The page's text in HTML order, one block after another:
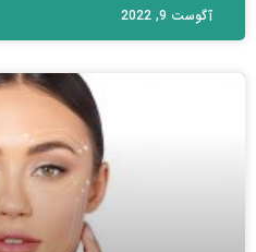
آگوست 9, 2022